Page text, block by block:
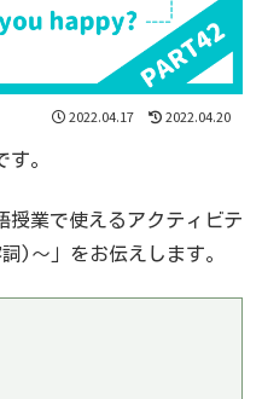
2022.04.17 2022.04.20
。
授業で使えるアクティビテ
)〜」をお伝えします。